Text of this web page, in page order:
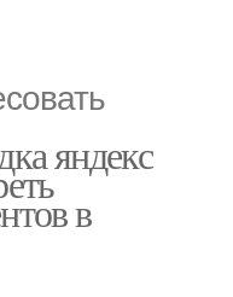
яндекс
в